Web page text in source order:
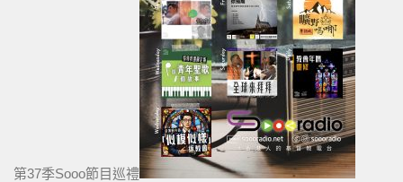
第37季Sooo節目巡禮